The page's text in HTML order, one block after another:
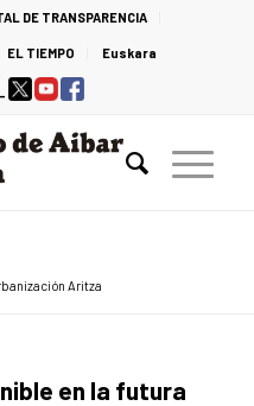
DE TRANSPARENCIA
EL TIEMPO Euskara
Aritza
en la futura